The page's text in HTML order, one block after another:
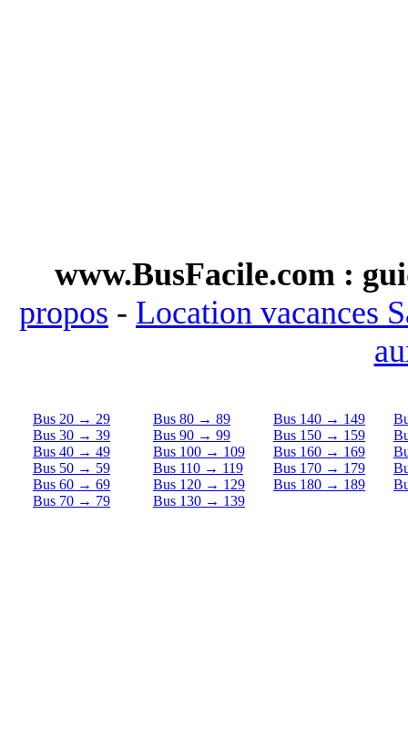
www.BusFacile.com :
propos - Location vacances
Bus 20 → 29
Bus 30 → 39
Bus 40 → 49
Bus 50 → 59
Bus 60 → 69
Bus 70 → 79
Bus 80 → 89
Bus 90 → 99
Bus 100 → 109
Bus 110 → 119
Bus 120 → 129
Bus 130 → 139
Bus 140 → 149
Bus 150 → 159
Bus 160 → 169
Bus 170 → 179
Bus 180 → 189